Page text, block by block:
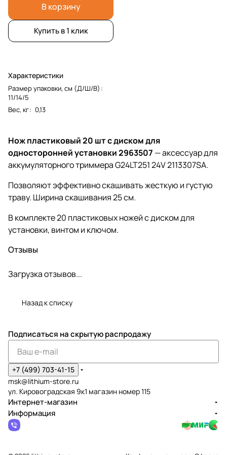
В корзину
Купить в 1 клик
Характеристики
Размер упаковки, см (Д/Ш/В) :
11/14/5
Вес, кг: 0,13
Нож пластиковый 20 шт с диском для
односторонней установки 2963507 — аксессуардля
аккумуляторного триммера G24LT251 24V 2113307SA.
Позволяют эффективно скашивать жесткую и густую
траву. Ширина скашивания 25 см.
В комплекте 20 пластиковых ножей с диском для
установки, винтом и ключом.
Отзывы
Загрузка отзывов...
Назад к списку
Подписаться на скрытую распродажу
+7 (499) 703-41-15
msk@lithium-store.ru
ул. Кировоградская 9к1 магазин номер 115
Интернет-магазин
Информация